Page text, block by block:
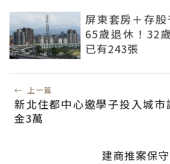
屏東套房＋存
65歲退休！32
已有243張
← 上一篇
新北住都中心邀學子投入城
金3萬
建商推案保